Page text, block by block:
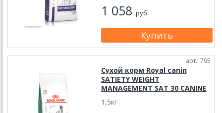
1 058 руб.
арт.: 795
Сухой корм Royal canin
SATIETY WEIGHT
MANAGEMENT SAT 30 CANINE
1,5кг